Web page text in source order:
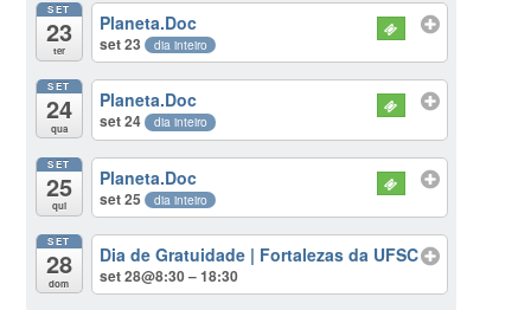
SET
23
ter
Planeta.Doc
set 23 dia inteiro
SET
24
qua
Planeta.Doc
set 24 dia inteiro
SET
25
qui
Planeta.Doc
set 25 dia inteiro
SET
28
dom
Dia de Gratuidade | Fortalezas da UFSC
set 28@8:30 – 18:30